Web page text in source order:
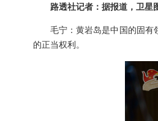
路透社记者：据报道，卫星
毛宁：黄岩岛是中国的固有
的正当权利。